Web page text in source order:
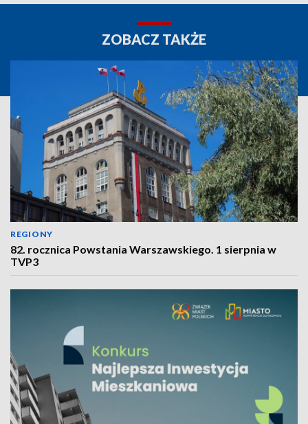
ZOBACZ TAKŻE
REGIONY
82. rocznica Powstania Warszawskiego. 1 sierpnia w
TVP3